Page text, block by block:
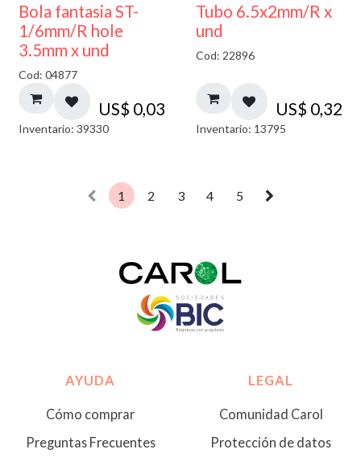
Bola fantasia ST-
1/6mm/R hole
3.5mm x und
Cod: 04877
US$ 0,03
Inventario: 39330
Tubo 6.5x2mm/R x
und
Cod: 22896
US$ 0,32
Inventario: 13795
1 2 3 4 5
AYUDA
Cómo comprar
Preguntas Frecuentes
LEGAL
Comunidad Carol
Protección de datos